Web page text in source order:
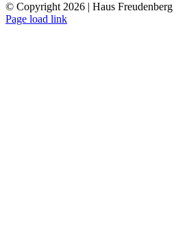
© Copyright 2026 | Haus Freudenberg
Page load link